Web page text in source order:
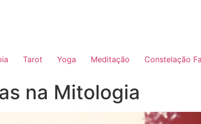
Tarot Yoga Meditação Constelação
na Mitologia